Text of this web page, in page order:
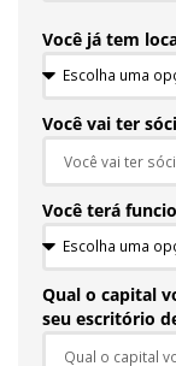
Você já tem
Você vai ter
Você terá
Qual o capital
seu escritório